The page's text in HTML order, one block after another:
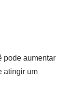
pode aumentar
atingir um